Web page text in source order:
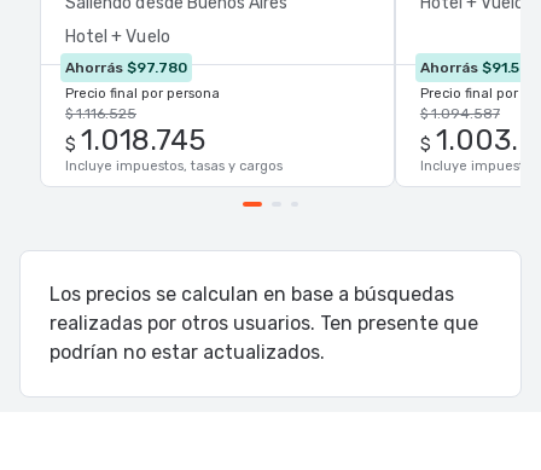
Hotel + Vuelo
Ahorrás $97.780
Precio final por persona
$ 1.018.745
$ 1.116.525
Incluye impuestos, tasas y cargos
Ahorrás $91.546
Precio final por
$
$ 1.094.587
Incluye
Los precios se calculan en base a búsquedas
realizadas por otros usuarios. Ten presente que
podrían no estar actualizados.